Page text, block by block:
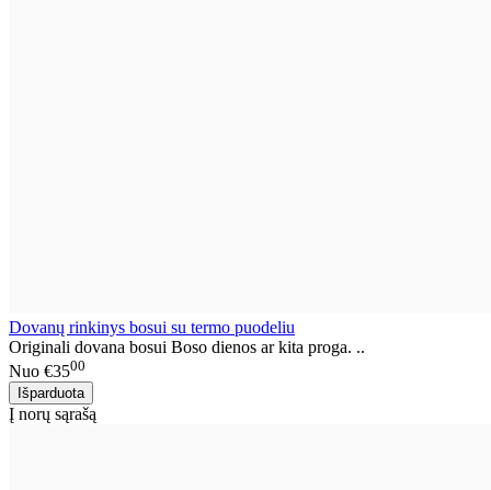
Dovanų rinkinys bosui su termo puodeliu
Originali dovana bosui Boso dienos ar kita proga. ..
Nuo €3500
Į norų sąrašą